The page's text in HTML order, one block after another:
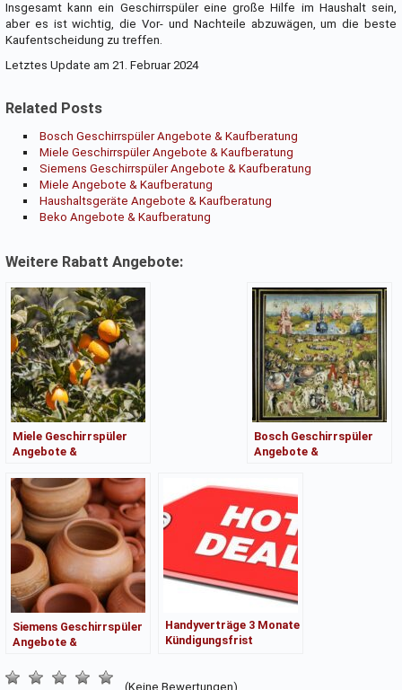
Insgesamt kann ein Geschirrspüler eine große Hilfe im Haushalt sein,
aber es ist wichtig, die Vor- und Nachteile abzuwägen, um die beste
Kaufentscheidung zu treffen.
Letztes Update am 21. Februar 2024
Related Posts
Bosch Geschirrspüler Angebote & Kaufberatung
Miele Geschirrspüler Angebote & Kaufberatung
Siemens Geschirrspüler Angebote & Kaufberatung
Miele Angebote & Kaufberatung
Haushaltsgeräte Angebote & Kaufberatung
Beko Angebote & Kaufberatung
Weitere Rabatt Angebote:
Miele Geschirrspüler
Angebote &
Bosch Geschirrspüler
Angebote &
Siemens Geschirrspüler
Angebote &
Handyverträge 3 Monate
Kündigungsfrist
(Keine Bewertungen)